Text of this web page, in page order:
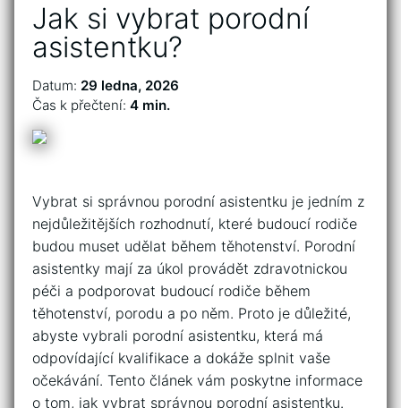
Jak si vybrat porodní
asistentku?
Datum: 29 ledna, 2026
Čas k přečtení: 4 min.
Vybrat si správnou porodní asistentku je jedním z
nejdůležitějších rozhodnutí, které budoucí rodiče
budou muset udělat během těhotenství. Porodní
asistentky mají za úkol provádět zdravotnickou
péči a podporovat budoucí rodiče během
těhotenství, porodu a po něm. Proto je důležité,
abyste vybrali porodní asistentku, která má
odpovídající kvalifikace a dokáže splnit vaše
očekávání. Tento článek vám poskytne informace
o tom, jak vybrat správnou porodní asistentku.